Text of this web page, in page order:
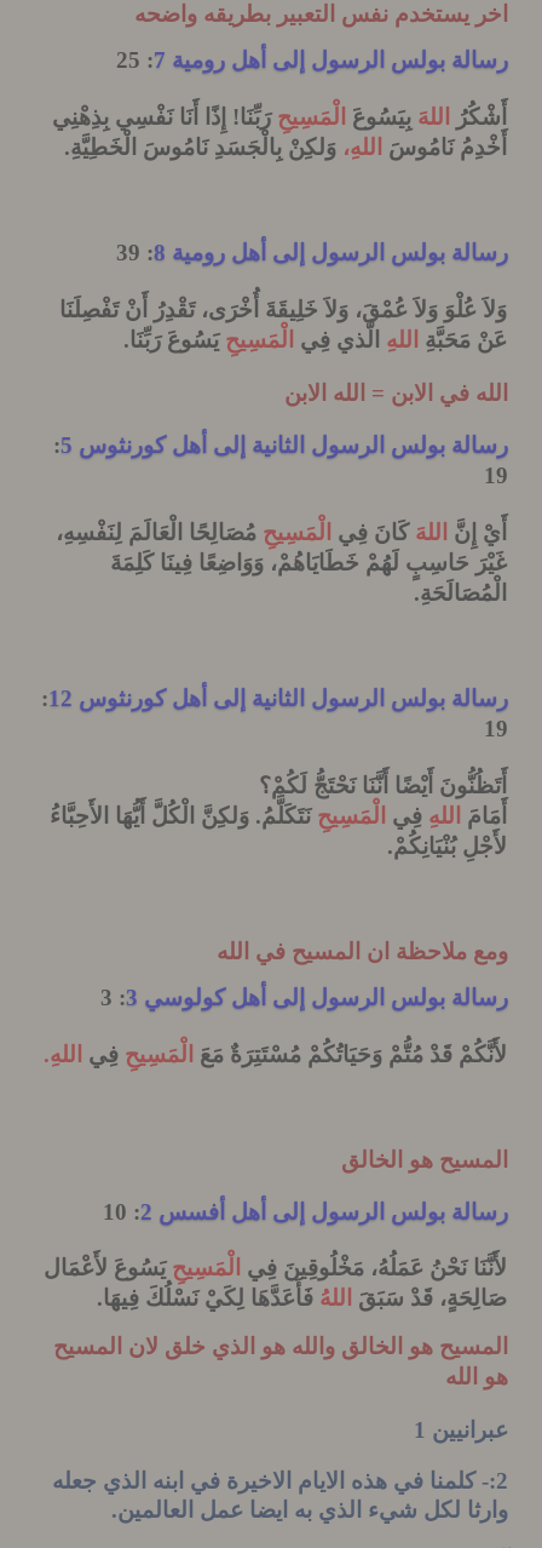
يستخدم نفس التعبير بطريقه واضحه
بولس الرسول إلى أهل رومية 7
: 25
اللهَ بِيَسُوعَ الْمَسِيحِ
رَبِّنَا! إِذًا أَنَا نَفْسِي بِذِهْنِي
نَامُوسَ اللهِ، وَلكِنْ بِالْجَسَدِ نَامُوسَ الْخَطِيَّةِ
بولس الرسول إلى أهل رومية 8 : 39
عُلْوَ وَلاَ عُمْقَ، وَلاَ خَلِيقَةَ أُخْرَى، تَقْدِرُ أَنْ تَفْصِلَنَا
اللهِ الَّذي فِي الْمَسِيحِ يَسُوعَ رَبِّنَا.
في الابن = الله الابن
بولس الرسول الثانية إلى أهل كورنثوس 5 :
اللهَ كَانَ فِي الْمَسِيحِ
مُصَالِحًا الْعَالَمَ لِنَفْسِهِ،
حَاسِبٍ
لَهُمْ خَطَايَاهُمْ، وَوَاضِعًا فِينَا كَلِمَةَ
.
بولس الرسول الثانية إلى أهل كورنثوس 12 :
أَيْضًا أَنَّنَا نَحْتَجُّ لَكُمْ؟
اللهِ فِي الْمَسِيحِ نَتَكَلَّمُ. وَلكِنَّ الْكُلَّ أَيُّهَا الأَحِبَّاءُ
بُنْيَانِكُمْ .
ملاحظة ان المسيح في الله
بولس الرسول إلى أهل كولوسي 3 : 3
قَدْ مُتُّمْ وَحَيَاتُكُمْ مُسْتَتِرَةٌ مَعَ الْمَسِيحِ فِي اللهِ.
هو الخالق
بولس الرسول إلى أهل أفسس 2 : 10
نَحْنُ عَمَلُهُ، مَخْلُوقِينَ فِي الْمَسِيحِ
يَسُوعَ لأَعْمَال
قَدْ سَبَقَ اللهُ فَأَعَدَّهَا لِكَيْ نَسْلُكَ فِيهَا.
هو الخالق والله هو الذي خلق لان المسيح
1
كلمنا في هذه الايام الاخيرة في ابنه الذي جعله
لكل شيء الذي به ايضا عمل العالمين.